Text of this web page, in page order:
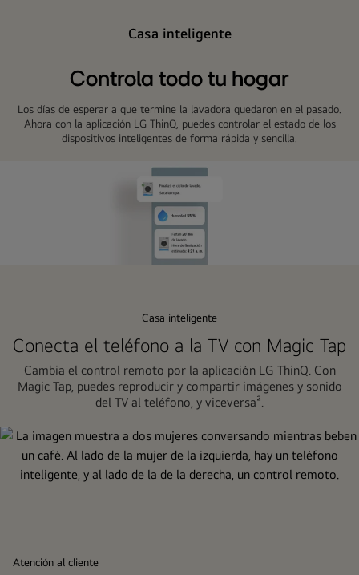
Casa inteligente
Controla todo tu hogar
Los días de esperar a que termine la lavadora quedaron en el pasado.
Ahora con la aplicación LG ThinQ, puedes controlar el estado de los
dispositivos inteligentes de forma rápida y sencilla.
actualizaciones
estado
la
aplicación
Casa inteligente
Conecta el teléfono a la TV con Magic Tap
Cambia el control remoto por la aplicación LG ThinQ. Con
Magic Tap, puedes reproducir y compartir imágenes y sonido
del TV al teléfono, y viceversa².
Atención al cliente